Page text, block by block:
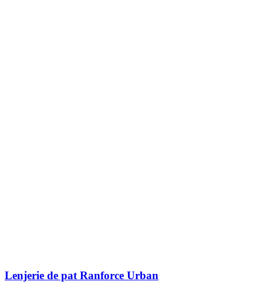
Lenjerie de pat Ranforce Urban